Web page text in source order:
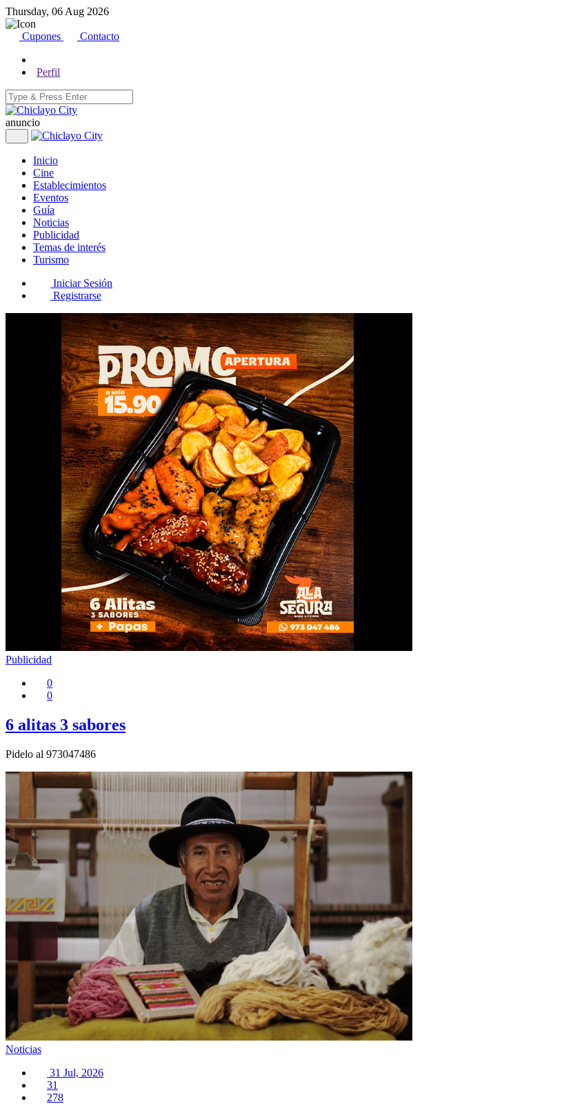
Thursday, 06 Aug 2026
Cupones Contacto
Perfil
anuncio
Inicio
Cine
Establecimientos
Eventos
Guía
Noticias
Publicidad
Temas de interés
Turismo
Iniciar Sesión
Registrarse
Publicidad
0
0
6 alitas 3 sabores
Pidelo al 973047486
Noticias
31 Jul, 2026
31
278